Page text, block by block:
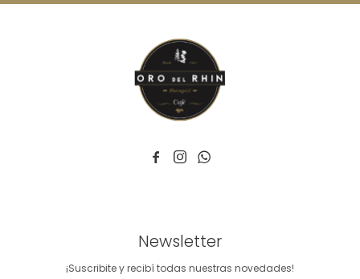
  
Newsletter
¡Suscribite y recibí todas nuestras novedades!